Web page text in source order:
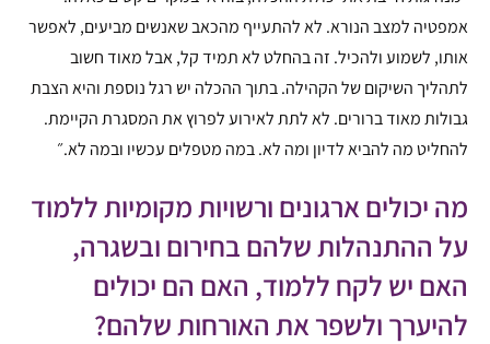
אמפטיה למצב הנורא. לא להתעייף מהכאב שאנשים מביעים, לאפשר
אותו, לשמוע ולהכיל. זה בהחלט לא תמיד קל, אבל מאוד חשוב
לתהליך השיקום של הקהילה. בתוך ההכלה יש רגל נוספת והיא הצבת
גבולות מאוד ברורים. לא לתת לאירוע לפרוץ את המסגרת הקיימת.
להחליט מה להביא לדיון ומה לא. במה מטפלים עכשיו ובמה לא.״
מה יכולים ארגונים ורשויות מקומיות ללמוד
על ההתנהלות שלהם בחירום ובשגרה,
האם יש לקח ללמוד, האם הם יכולים
להיערך ולשפר את האורחות שלהם?